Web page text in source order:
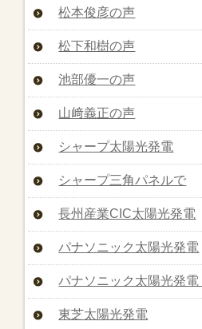
松本俊彦の声
松下和樹の声
池部優一の声
山﨑義正の声
シャープ太陽光発電
シャープ三角パネルで
長州産業CIC太陽光発電
パナソニック太陽光発電
パナソニック太陽光発
東芝太陽光発電